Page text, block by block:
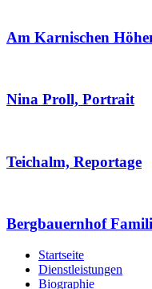
Am Karnischen
Nina Proll, Portrait
Teichalm, Reportage
Bergbauernhof
Startseite
Dienstleistungen
Biographie